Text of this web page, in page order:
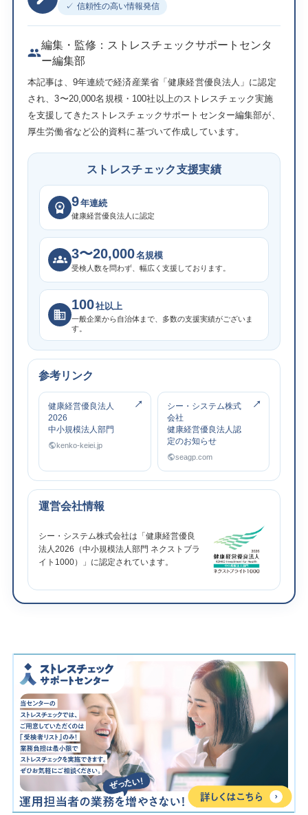
信頼性の高い情報発信
編集・監修：ストレスチェックサポートセンタ
ー編集部
本記事は、9年連続で経済産業省「健康経営優良法人」に認定
され、3〜20,000名規模・100社以上のストレスチェック実施
を支援してきたストレスチェックサポートセンター編集部が、
厚生労働省など公的資料に基づいて作成しています。
ストレスチェック支援実績
9年連続
健康経営優良法人に認定
3〜20,000名規模
受検人数を問わず、幅広く支援しております。
100社以上
一般企業から自治体まで、多数の支援実績がございま
す。
参考リンク
健康経営優良法人
2026
中小規模法人部門
kenko-keiei.jp
シー・システム株式
会社
健康経営優良法人認
定のお知らせ
seagp.com
運営会社情報
シー・システム株式会社は「健康経営優良
法人2026（中小規模法人部門 ネクストブラ
イト1000）」に認定されています。